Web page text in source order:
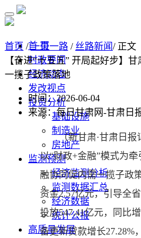
首 页
时政要闻
经济动态
发改视点
投资分析
基础设施
制造业
房地产
监测预测
经济监测分析
监测数据汇总
经济数据
统计公报
高质量发展
首页 /一带一路 / 丝路新闻/ 正文
【奋进“十五五” 开局起好步】
一揽子政策落地
时间：2026-06-04
来源：每日甘肃网-甘肃日
（新甘肃·甘肃日报
以“财政+金融”模式为
融协同促内需一揽子政
资金2.57亿元，引导全
投放547.41亿元，同比
备更新贷款增长27.28%